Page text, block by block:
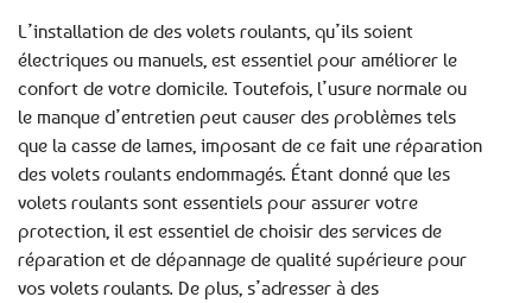
L’installation de des volets roulants, qu’ils soient
électriques ou manuels, est essentiel pour améliorer le
confort de votre domicile. Toutefois, l’usure normale ou
le manque d’entretien peut causer des problèmes tels
que la casse de lames, imposant de ce fait une réparation
des volets roulants endommagés. Étant donné que les
volets roulants sont essentiels pour assurer votre
protection, il est essentiel de choisir des services de
réparation et de dépannage de qualité supérieure pour
vos volets roulants. De plus, s’adresser à des